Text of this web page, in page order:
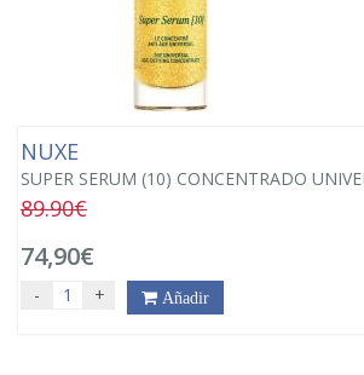
NUXE
SUPER SERUM (10) CONCENTRADO
89.90€
74,90€
- + Añadir